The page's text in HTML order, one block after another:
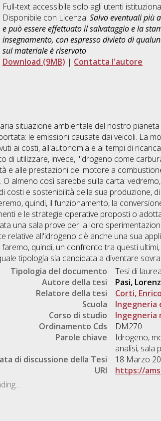
Full-text accessibile solo agli utenti
Disponibile con Licenza: Salvo eventuali più
e può essere effettuato il salvataggio e la
insegnamento, con espresso divieto di
sul materiale è riservato
Download (9MB) | Contatta l'autore
situazione ambientale del nostro
le emissioni causate dai veicoli. La
ai costi, all'autonomia e ai tempi di
di utilizzare, invece, l'idrogeno come
e alle prestazioni del motore a
O almeno così sarebbe sulla carta:
costi e sostenibilità della sua produzione,
quindi, il funzionamento, la
e le strategie operative proposti o
una sala prove per la loro
relative all'idrogeno c'è anche una sua
faremo, quindi, un confronto tra questi
tipologia sia candidata a diventare
Tipologia del documento
Tesi di
Autore della tesi
Pasi,
Relatore della tesi
Corti, Enrico
Scuola
Corso di studio
Ingegneria
Ordinamento Cds
DM270
Parole chiave
Idrogeno,
analisi, sala
di discussione della Tesi
18 Marzo
URI
https://